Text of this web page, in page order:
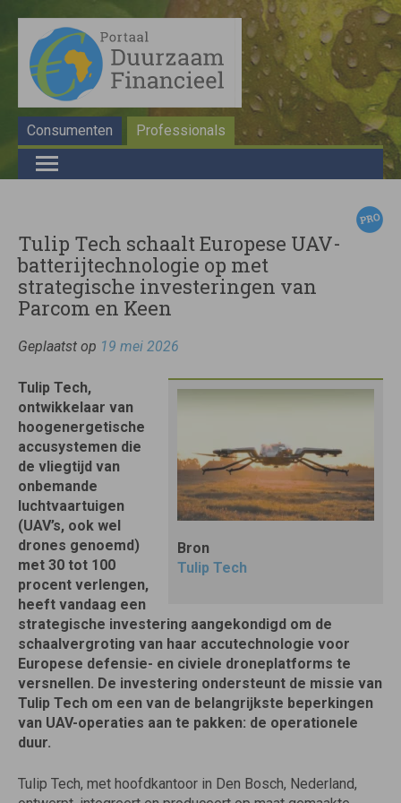
Consumenten Professionals
Tulip Tech schaalt Europese UAV-
batterijtechnologie op met
strategische investeringen van
Parcom en Keen
Geplaatst op 19 mei 2026
Bron
Tulip Tech
Tulip Tech,
ontwikkelaar van
hoogenergetische
accusystemen die
de vliegtijd van
onbemande
luchtvaartuigen
(UAV’s, ook wel
drones genoemd)
met 30 tot 100
procent verlengen,
heeft vandaag een
strategische investering aangekondigd om de
schaalvergroting van haar accutechnologie voor
Europese defensie- en civiele droneplatforms te
versnellen. De investering ondersteunt de missie van
Tulip Tech om een ​​van de belangrijkste beperkingen
van UAV-operaties aan te pakken: de operationele
duur.
Tulip Tech, met hoofdkantoor in Den Bosch, Nederland,